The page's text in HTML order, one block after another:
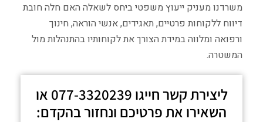
משרדנו מעניק ייעוץ משפטי ביחס לשאלה האם חלה חובת
דיווח ללקוחות פרטיים, תאגידים,אנשי הוראה, חינוך
ורפואה ומלווה במידת הצורך את לקוחותיו בהתנהלות מול
המשטרה.
ליצירת קשר חייגו 077-3320239 או
השאירו את פרטיכם ונחזור בהקדם: